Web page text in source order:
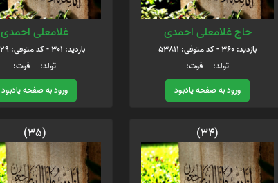
حاج غلامعلی احمدی
بازدید: 360 - کد متوفی: 53811
تولد: فوت:
ورود به صفحه یادبود
غلامعلی احمدی
بازدید: 301 - کد متوفی: 53829
تولد: فوت:
ورود به صفحه یادبود
(34)
(35)